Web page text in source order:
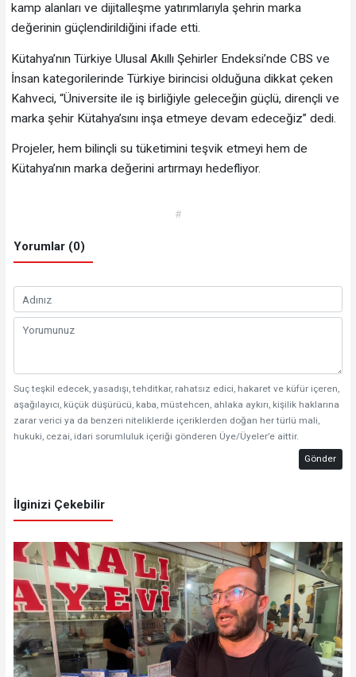
kamp alanları ve dijitalleşme yatırımlarıyla şehrin marka
değerinin güçlendirildiğini ifade etti.
Kütahya’nın Türkiye Ulusal Akıllı Şehirler Endeksi’nde CBS ve
İnsan kategorilerinde Türkiye birincisi olduğuna dikkat çeken
Kahveci, “Üniversite ile iş birliğiyle geleceğin güçlü, dirençli ve
marka şehir Kütahya’sını inşa etmeye devam edeceğiz” dedi.
Projeler, hem bilinçli su tüketimini teşvik etmeyi hem de
Kütahya’nın marka değerini artırmayı hedefliyor.
#
Yorumlar (0)
Suç teşkil edecek, yasadışı, tehditkar, rahatsız edici, hakaret ve küfür içeren,
aşağılayıcı, küçük düşürücü, kaba, müstehcen, ahlaka aykırı, kişilik haklarına
zarar verici ya da benzeri niteliklerde içeriklerden doğan her türlü mali,
hukuki, cezai, idari sorumluluk içeriği gönderen Üye/Üyeler’e aittir.
Gönder
İlginizi Çekebilir